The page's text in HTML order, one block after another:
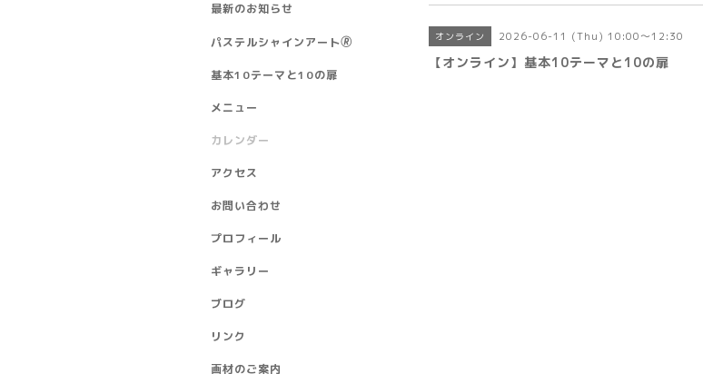
オンライン 2026-06-11 (Thu) 10:00～12:30
【オンライン】基本10テーマと10の扉
最新のお知らせ
パステルシャインアート🄬
基本10テーマと10の扉
メニュー
カレンダー
アクセス
お問い合わせ
プロフィール
ギャラリー
ブログ
リンク
画材のご案内